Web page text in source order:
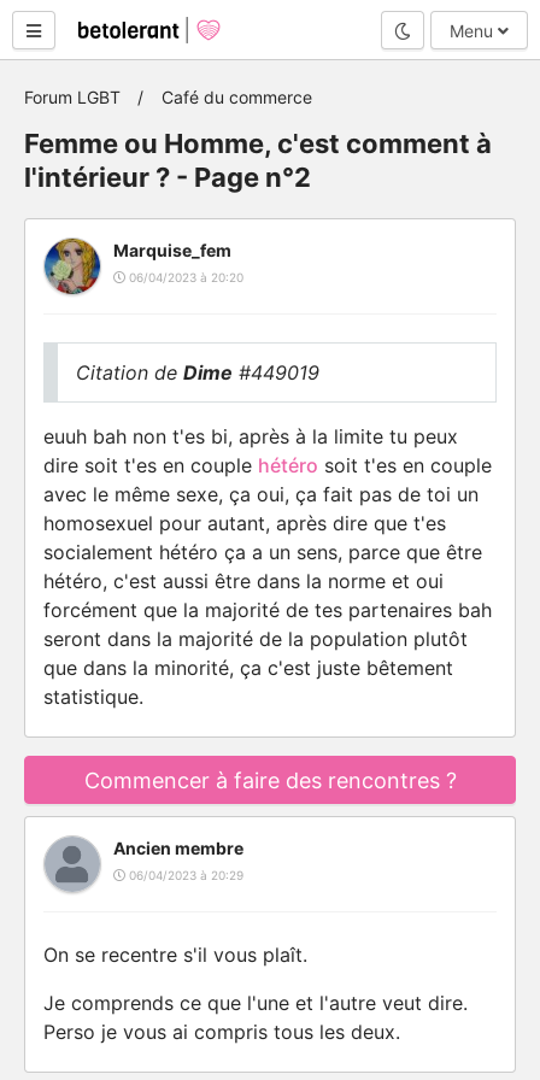
Mode nuit
Menu
Forum LGBT Café du commerce
Femme ou Homme, c'est comment à
l'intérieur ? - Page n°2
Marquise_fem
06/04/2023 à 20:20
Citation de Dime #449019
euuh bah non t'es bi, après à la limite tu peux
dire soit t'es en couple hétéro soit t'es en couple
avec le même sexe, ça oui, ça fait pas de toi un
homosexuel pour autant, après dire que t'es
socialement hétéro ça a un sens, parce que être
hétéro, c'est aussi être dans la norme et oui
forcément que la majorité de tes partenaires bah
seront dans la majorité de la population plutôt
que dans la minorité, ça c'est juste bêtement
statistique.
Commencer à faire des rencontres ?
Ancien membre
06/04/2023 à 20:29
On se recentre s'il vous plaît.
Je comprends ce que l'une et l'autre veut dire.
Perso je vous ai compris tous les deux.